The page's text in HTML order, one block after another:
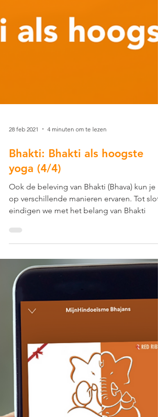
Bhakti: Bhakti als hoogste
yoga (4/4)
Ook de beleving van Bhakti (Bhava) kun je
op verschillende manieren ervaren. Tot slot
eindigen we met het belang van Bhakti